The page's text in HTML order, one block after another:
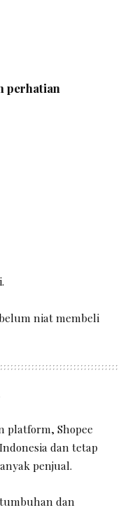
perhatian
niat membeli
platform, Shopee
dan tetap
penjual.
dan